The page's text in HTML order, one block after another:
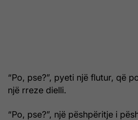
“Po, pse?”, pyeti një flutur, që
një rreze dielli.
“Po, pse?”, një pëshpëritje i